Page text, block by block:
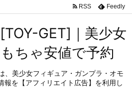
GET]｜美少女
ちゃ安値で予約
、美少女フィギュア・ガンプラ・オモ
報を【アフィリエイト広告】を利用し
RSS Feedly